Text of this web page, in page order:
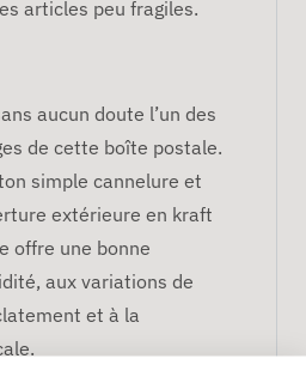
articles peu fragiles.
aucun doute l’un des
de cette boîte postale.
simple cannelure et
extérieure en kraft
offre une bonne
aux variations de
et à la